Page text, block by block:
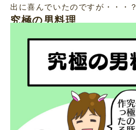
出に喜んでいたのですが・・・？
究極の男料理